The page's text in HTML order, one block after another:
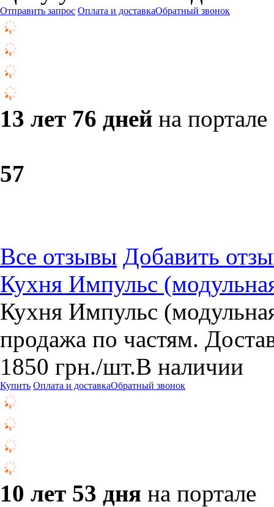
Отправить запрос Оплата и доставкаОбратный звонок
13 лет 76 дней на портале
57
Все отзывы Добавить
Кухня Импульс
Кухня Импульс
продажа по частям.
1850 грн./шт.В наличии
Купить Оплата и доставкаОбратный звонок
10 лет 53 дня на портале